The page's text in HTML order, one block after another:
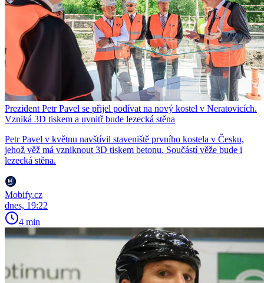
Prezident Petr Pavel se přijel podívat na nový kostel v Neratovicích.
Vzniká 3D tiskem a uvnitř bude lezecká stěna
Petr Pavel v květnu navštívil staveniště prvního kostela v Česku,
jehož věž má vzniknout 3D tiskem betonu. Součástí věže bude i
lezecká stěna.
Mobify.cz
dnes, 19:22
4 min